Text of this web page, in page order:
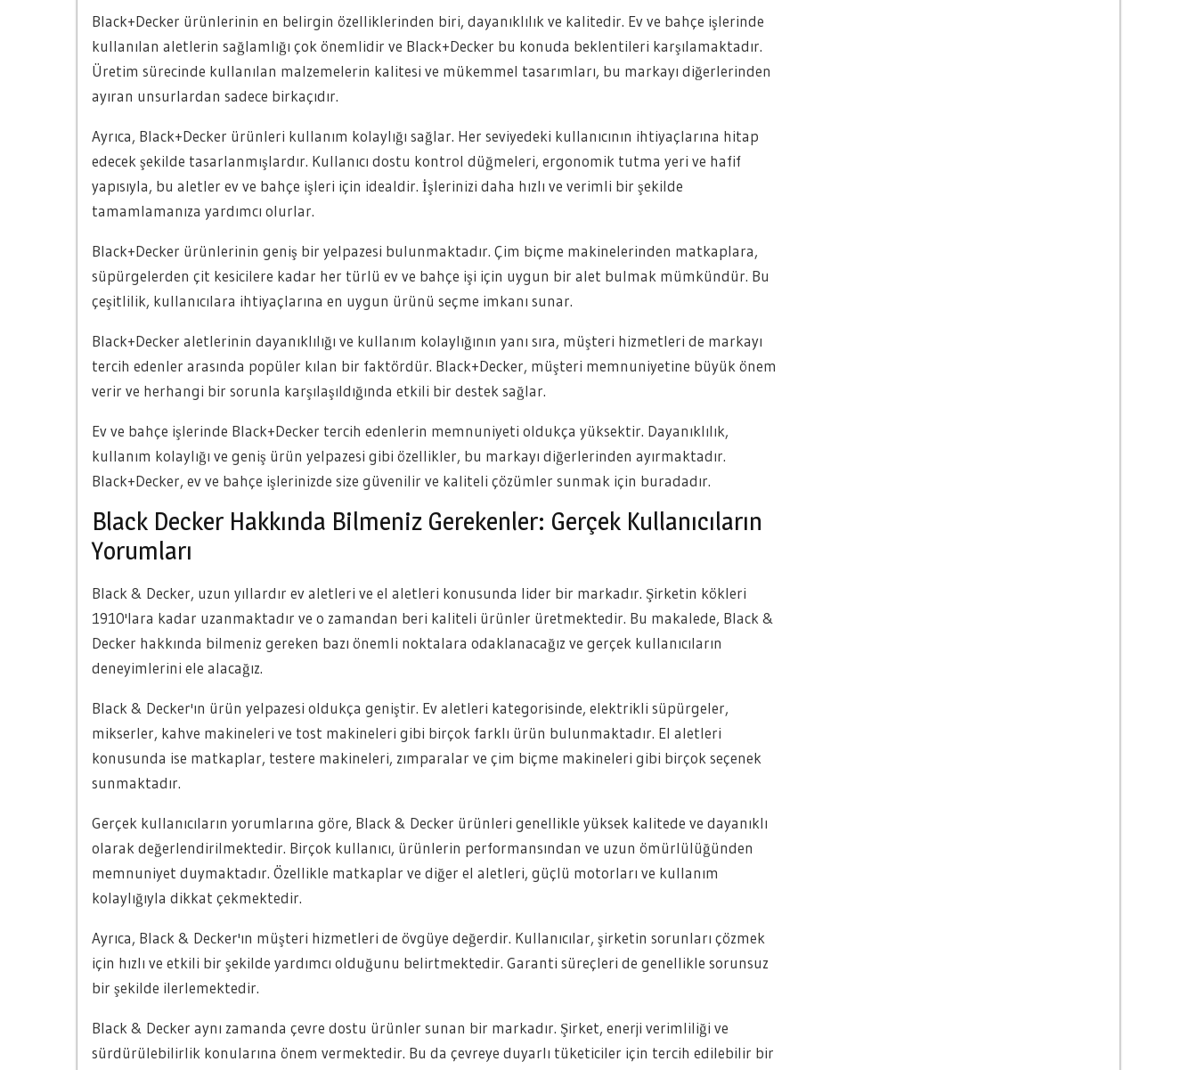
Black+Decker ürünlerinin en belirgin özelliklerinden biri, dayanıklılık ve kalitedir. Ev ve bahçe işlerinde
kullanılan aletlerin sağlamlığı çok önemlidir ve Black+Decker bu konuda beklentileri karşılamaktadır.
Üretim sürecinde kullanılan malzemelerin kalitesi ve mükemmel tasarımları, bu markayı diğerlerinden
ayıran unsurlardan sadece birkaçıdır.
Ayrıca, Black+Decker ürünleri kullanım kolaylığı sağlar. Her seviyedeki kullanıcının ihtiyaçlarına hitap
edecek şekilde tasarlanmışlardır. Kullanıcı dostu kontrol düğmeleri, ergonomik tutma yeri ve hafif
yapısıyla, bu aletler ev ve bahçe işleri için idealdir. İşlerinizi daha hızlı ve verimli bir şekilde
tamamlamanıza yardımcı olurlar.
Black+Decker ürünlerinin geniş bir yelpazesi bulunmaktadır. Çim biçme makinelerinden matkaplara,
süpürgelerden çit kesicilere kadar her türlü ev ve bahçe işi için uygun bir alet bulmak mümkündür. Bu
çeşitlilik, kullanıcılara ihtiyaçlarına en uygun ürünü seçme imkanı sunar.
Black+Decker aletlerinin dayanıklılığı ve kullanım kolaylığının yanı sıra, müşteri hizmetleri de markayı
tercih edenler arasında popüler kılan bir faktördür. Black+Decker, müşteri memnuniyetine büyük önem
verir ve herhangi bir sorunla karşılaşıldığında etkili bir destek sağlar.
Ev ve bahçe işlerinde Black+Decker tercih edenlerin memnuniyeti oldukça yüksektir. Dayanıklılık,
kullanım kolaylığı ve geniş ürün yelpazesi gibi özellikler, bu markayı diğerlerinden ayırmaktadır.
Black+Decker, ev ve bahçe işlerinizde size güvenilir ve kaliteli çözümler sunmak için buradadır.
Black Decker Hakkında Bilmeniz Gerekenler: Gerçek Kullanıcıların
Yorumları
Black & Decker, uzun yıllardır ev aletleri ve el aletleri konusunda lider bir markadır. Şirketin kökleri
1910'lara kadar uzanmaktadır ve o zamandan beri kaliteli ürünler üretmektedir. Bu makalede, Black &
Decker hakkında bilmeniz gereken bazı önemli noktalara odaklanacağız ve gerçek kullanıcıların
deneyimlerini ele alacağız.
Black & Decker'ın ürün yelpazesi oldukça geniştir. Ev aletleri kategorisinde, elektrikli süpürgeler,
mikserler, kahve makineleri ve tost makineleri gibi birçok farklı ürün bulunmaktadır. El aletleri
konusunda ise matkaplar, testere makineleri, zımparalar ve çim biçme makineleri gibi birçok seçenek
sunmaktadır.
Gerçek kullanıcıların yorumlarına göre, Black & Decker ürünleri genellikle yüksek kalitede ve dayanıklı
olarak değerlendirilmektedir. Birçok kullanıcı, ürünlerin performansından ve uzun ömürlülüğünden
memnuniyet duymaktadır. Özellikle matkaplar ve diğer el aletleri, güçlü motorları ve kullanım
kolaylığıyla dikkat çekmektedir.
Ayrıca, Black & Decker'ın müşteri hizmetleri de övgüye değerdir. Kullanıcılar, şirketin sorunları çözmek
için hızlı ve etkili bir şekilde yardımcı olduğunu belirtmektedir. Garanti süreçleri de genellikle sorunsuz
bir şekilde ilerlemektedir.
Black & Decker aynı zamanda çevre dostu ürünler sunan bir markadır. Şirket, enerji verimliliği ve
sürdürülebilirlik konularına önem vermektedir. Bu da çevreye duyarlı tüketiciler için tercih edilebilir bir